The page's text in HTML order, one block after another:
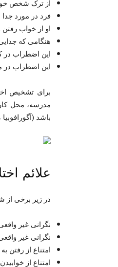
از ترک شخص
فرد در مورد
او از خواب
هنگامی که
این اضطراب در
این اضطراب در
برای تشخیص
مدرسه، محل کار
باشد
علائم
در زیر برخی از
نگرانی غیر
نگرانی غیر
امتناع از رفتن
امتناع از